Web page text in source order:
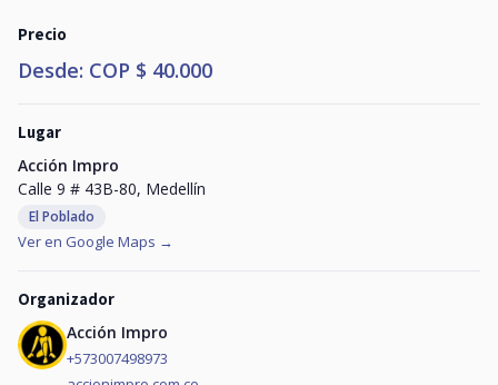
Precio
Desde: COP $ 40.000
Lugar
Acción Impro
Calle 9 # 43B-80, Medellín
El Poblado
Ver en Google Maps →
Organizador
Acción Impro
+573007498973